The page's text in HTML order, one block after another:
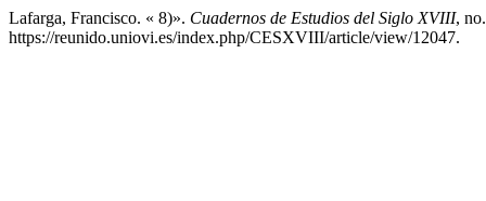
Lafarga, Francisco. « 8)». Cuadernos de Estudios del Siglo XVIII,
https://reunido.uniovi.es/index.php/CESXVIII/article/view/12047.